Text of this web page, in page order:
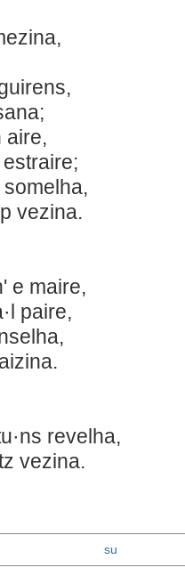
aire,
vezina.
e maire,
paire,
revelha,
vezina.
su